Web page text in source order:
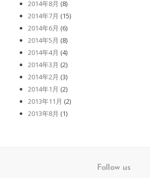
2014年8月 (8)
2014年7月 (15)
2014年6月 (6)
2014年5月 (8)
2014年4月 (4)
2014年3月 (2)
2014年2月 (3)
2014年1月 (2)
2013年11月 (2)
2013年8月 (1)
Follow us